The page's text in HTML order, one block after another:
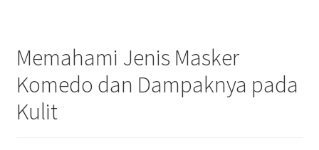
Memahami Jenis Masker
Komedo dan Dampaknya pada
Kulit